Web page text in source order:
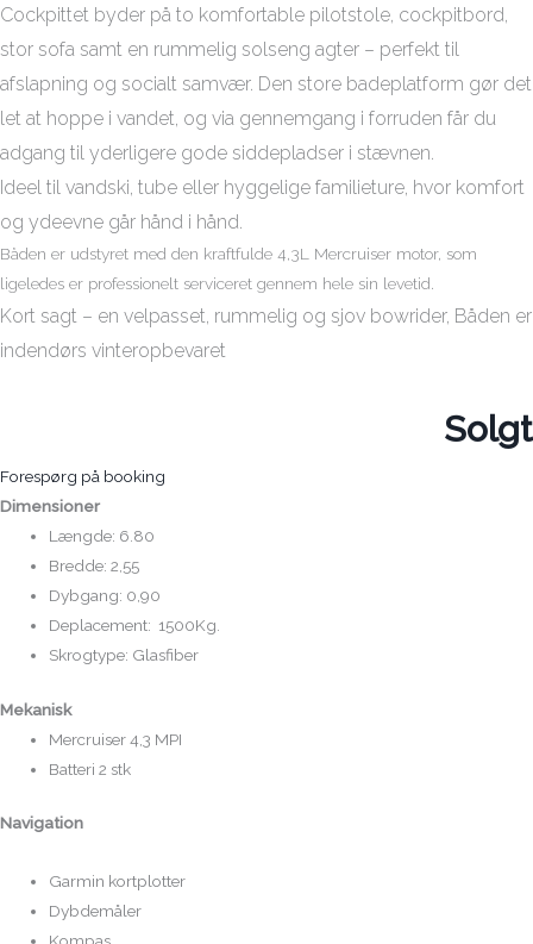
Cockpittet byder på to komfortable pilotstole, cockpitbord,
stor sofa samt en rummelig solseng agter – perfekt til
afslapning og socialt samvær. Den store badeplatform gør det
let at hoppe i vandet, og via gennemgang i forruden får du
adgang til yderligere gode siddepladser i stævnen.
Ideel til vandski, tube eller hyggelige familieture, hvor komfort
og ydeevne går hånd i hånd.
Båden er udstyret med den kraftfulde 4,3L Mercruiser motor, som
ligeledes er professionelt serviceret gennem hele sin levetid.
Kort sagt – en velpasset, rummelig og sjov bowrider, Båden er
indendørs vinteropbevaret
Solgt
Forespørg på booking
Dimensioner
Længde: 6.80
Bredde: 2,55
Dybgang: 0,90
Deplacement: 1500Kg.
Skrogtype: Glasfiber
Mekanisk
Mercruiser 4,3 MPI
Batteri 2 stk
Navigation
Garmin kortplotter
Dybdemåler